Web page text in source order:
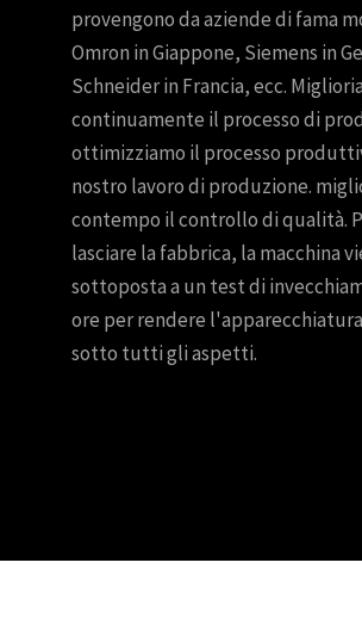
provengono da aziende di fama
Omron in Giappone, Siemens in
Schneider in Francia, ecc.
continuamente il processo di
ottimizziamo il processo
nostro lavoro di produzione.
contempo il controllo di qualità.
lasciare la fabbrica, la macchina
sottoposta a un test di
ore per rendere
sotto tutti gli aspetti.